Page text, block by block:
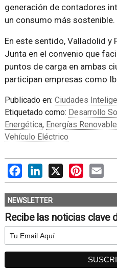
generación de contadores
un consumo más sostenible.
En este sentido, Valladolid y
Junta en el convenio que
puntos de carga en ambas
participan empresas como
Publicado en: Ciudades
Etiquetado como: Desarrollo
Energética, Energías
Vehículo Eléctrico
FacebookLinkedIn
X Pinterest
NEWSLETTER
Recibe las noticias clave